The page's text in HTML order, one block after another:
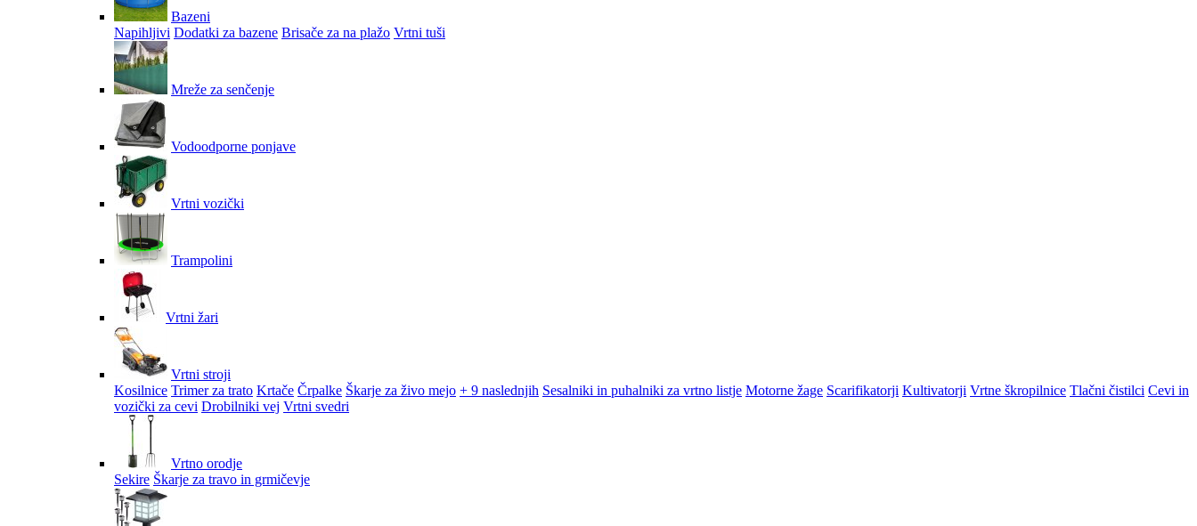
Bazeni
Napihljivi Dodatki za bazene Brisače za na plažo Vrtni tuši
Mreže za senčenje
Vodoodporne ponjave
Vrtni vozički
Trampolini
Vrtni žari
Vrtni stroji
Kosilnice Trimer za trato Krtače Črpalke Škarje za živo mejo + 9 naslednjih Sesalniki in puhalniki za vrtno listje Motorne žage Scarifikatorji Kultivatorji Vrtne škropilnice Tlačni čistilci Cevi in
vozički za cevi Drobilniki vej Vrtni svedri
Vrtno orodje
Sekire Škarje za travo in grmičevje